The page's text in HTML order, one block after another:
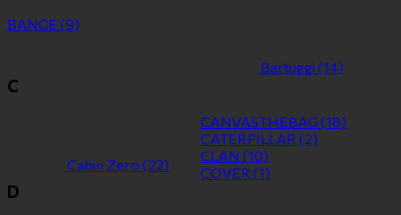
BANGE (9)
Bartuggi (14)
C
Cabin Zero (22)
CANVASTHEBAG (18)
CATERPILLAR (2)
CLAN (10)
COVER (1)
D